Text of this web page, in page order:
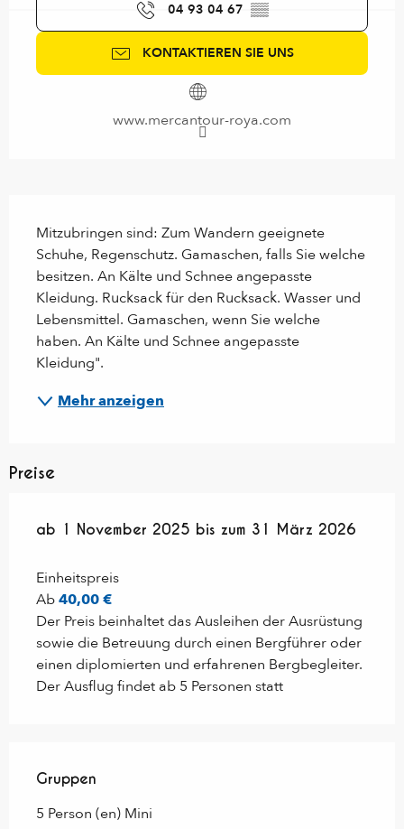
04 93 04 67 ▒▒
KONTAKTIEREN SIE UNS
www.mercantour-roya.com
Mitzubringen sind: Zum Wandern geeignete
Schuhe, Regenschutz. Gamaschen, falls Sie welche
besitzen. An Kälte und Schnee angepasste
Kleidung. Rucksack für den Rucksack. Wasser und
Lebensmittel. Gamaschen, wenn Sie welche
haben. An Kälte und Schnee angepasste
Kleidung".
Mehr anzeigen
Preise
ab 1 November 2025 bis zum 31 März 2026
ab 1 November 2025 bis zum 31 März 2026
Einheitspreis
Ab40,00 €
Der Preis beinhaltet das Ausleihen der Ausrüstung
sowie die Betreuung durch einen Bergführer oder
einen diplomierten und erfahrenen Bergbegleiter.
Der Ausflug findet ab 5 Personen statt
Gruppen
Gruppen
5 Person (en) Mini